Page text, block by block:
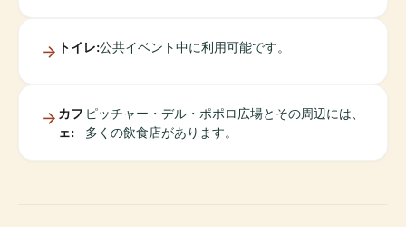
トイレ:公共イベント中に利用可能です。
カフ
ェ:
ピッチャー・デル・ポポロ広場とその周辺には、
多くの飲食店があります。